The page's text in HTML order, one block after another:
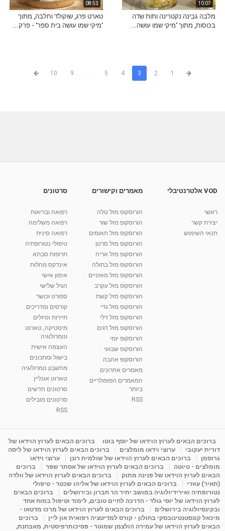
10:07
מלבה גבינה נקטרינה ותות שדה
בכוסות, מתוך 'מיקי שמו עושה...
08:53
טארט פרג, שוקולד וחלבה, מתוך
'מיקי שמו עושה בית ספר' - פרק...
1
2
3
4
5
...
9
10
VOD אלטרנטיבלי
ראשי
יצירת קשר
תנאי השימוש
מאמרים וקישורים
הורוסקופ מזל טלה
הורוסקופ מזל שור
הורוסקופ מזל תאומים
הורוסקופ מזל סרטן
הורוסקופ מזל אריה
הורוסקופ מזל בתולה
הורוסקופ מזל מאזניים
הורוסקופ מזל עקרב
הורוסקופ מזל קשת
הורוסקופ מזל גדי
הורוסקופ מזל דלי
הורוסקופ מזל דגים
הורוסקופ יומי
הורוסקופ שבועי
הורוסקופ אהבה
מאמרים אחרונים
המאמרים הפופולריים
ביותר
RSS
סרטונים
רפואה ובריאות
רפואה משלימה
רפואה סינית
טיפולי נטורופתיה
תרופות סבתא
אינדקס מחלות
אימון אישי
הגיל שלישי
ספורט וכושר
קורסים ומדריכים
תיירות וטיולים
מיסטיקה, טארוט
ונומרולוגיה
העצמה אישית
בישול ומתכונים
מחשבון נומרולוגיה
טארוט אונליין
סרטונים חדשים
סרטונים מובילים
RSS
ברוכים הבאים לערוץ הוידאו של יוסף בוטו
ברוכים הבאים לערוץ הוידאו של
דורית יעקובי
ערוצי וידאו מומלצים
ברוכים הבאים לערוץ הוידאו של ליסה
גרוסמן
ברוכים הבאים לערוץ הוידאו של שולמית רונן
ערוצי וידאו
מומלצים - טיוטה
ברוכים הבאים לערוץ הוידאו של אסתר שפר
ברוכים
הבאים לערוץ הוידאו של פנינה מתוק
ברוכים הבאים לערוץ הוידאו של וולדה
(תאיר) עוזרי
ברוכים הבאים לערוץ הוידאו של אליהו שכטר - טיפולי
נטורופתיה ואירידיולוגיה במושב יתיר הר חברון ובירושלים
ברוכים הבאים
לערוץ הוידאו של יוסי גולד - הדרכה לחיים טובים, לימוד וטיפול במוח אחד
ובקינסיולוגיה בירושלים
ברוכים הבאים לערוץ הוידאו של מרכז מדטאו -
מיכאל קונסטנטינובסקי בחולון - קורס למדיטציה רפואית און ליין
ברוכים
הבאים לערוץ הוידאו של עמירה הולצמן שמוטר - פסיכותרפיסטית, מאבחנת,